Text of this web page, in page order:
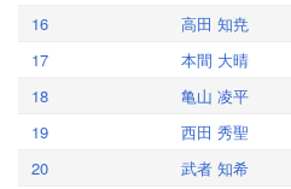
16
高田 知尭
17
本間 大晴
18
亀山 凌平
19
西田 秀聖
20
武者 知希